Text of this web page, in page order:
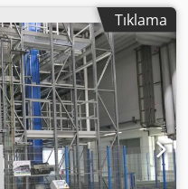
Tıklama